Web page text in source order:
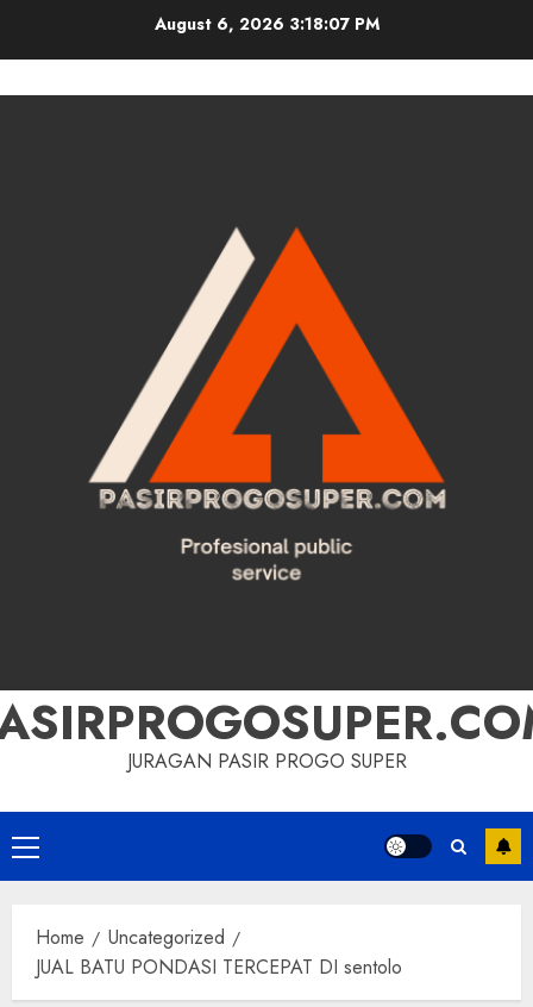
August 6, 2026 3:18:08 PM
JURAGAN PASIR PROGO SUPER
Primary
Menu
Home
Uncategorized
JUAL BATU PONDASI TERCEPAT DI sentolo